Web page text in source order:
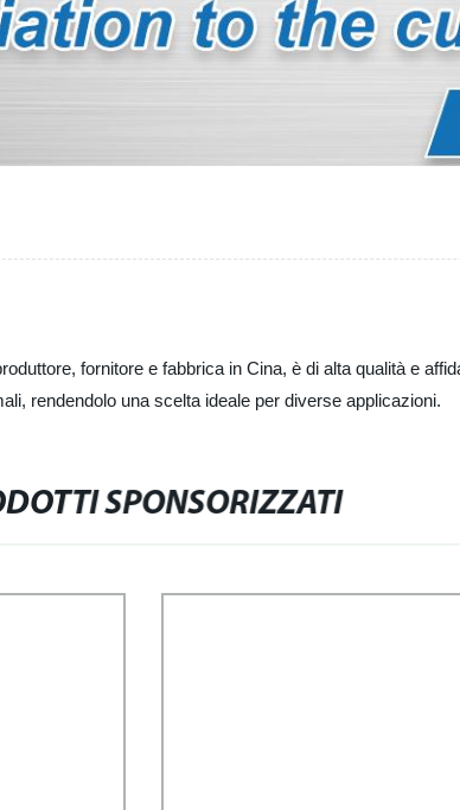
fornitore e fabbrica in Cina, è di alta qualità e
rendendolo una scelta ideale per diverse applicazioni.
SPONSORIZZATI